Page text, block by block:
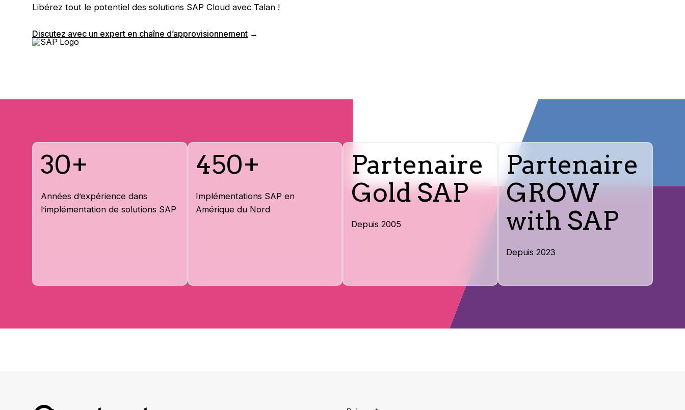
Libérez tout le potentiel des solutions SAP Cloud avec Talan !
Discutez avec un expert en chaîne d’approvisionnement →
30+
Années d’expérience dans
l’implémentation de solutions SAP
450+
Implémentations SAP en
Amérique du Nord
Partenaire
Gold SAP
Depuis 2005
Partenaire
GROW
with SAP
Depuis 2023